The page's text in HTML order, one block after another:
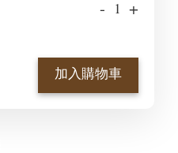
- +
加入購物車